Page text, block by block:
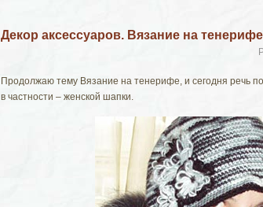
Декор аксессуаров. Вязание на
Продолжаю тему Вязание на тенерифе, и сегодня речь
в частности – женской шапки.